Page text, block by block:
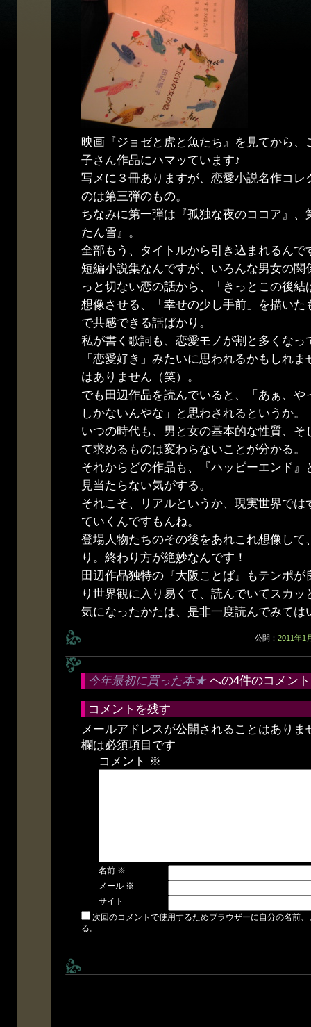
映画『ジョゼと虎と魚たち』を見てから、
子さん作品にハマッています♪
写メに３冊ありますが、恋愛小説名作コレ
のは第三弾のもの。
ちなみに第一弾は『孤独な夜のココア』、
たん雪』。
全部もう、タイトルから引き込まれるんで
短編小説集なんですが、いろんな男女の関
っと切ない恋の話から、「きっとこの後
想像させる、「幸せの少し手前」を描いた
で共感できる話ばかり。
私が書く歌詞も、恋愛モノが割と多くなっ
「恋愛好き」みたいに思われるかもしれ
はありません（笑）。
でも田辺作品を読んでいると、「あぁ、や
しかないんやな」と思わされるというか。
いつの時代も、男と女の基本的な性質、そ
て求めるものは変わらないことが分かる。
それからどの作品も、『ハッピーエンド』
見当たらない気がする。
それこそ、リアルというか、現実世界では
ていくんですもんね。
登場人物たちのその後をあれこれ想像して
り。終わり方が絶妙なんです！
田辺作品独特の『大阪ことば』もテンポ
り世界観に入り易くて、読んでいてスカッ
気になったかたは、是非一度読んでみて
公開： 2011年1
今年最初に買った本★ への4件のコメント
コメントを残す
メールアドレスが公開されることはありま
欄は必須項目です
コメント ※
名前 ※
メール ※
サイト
次回のコメントで使用するためブラウザーに自分の名前
る。